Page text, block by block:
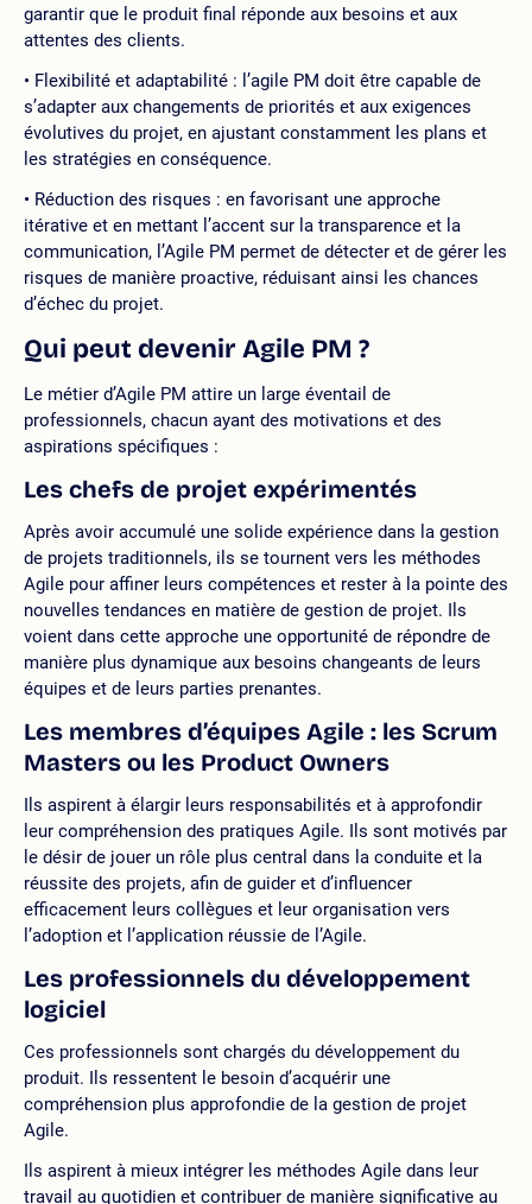
garantir que le produit final réponde aux besoins et aux
attentes des clients.
Flexibilité et adaptabilité : l’agile PM doit être capable de
s’adapter aux changements de priorités et aux exigences
évolutives du projet, en ajustant constamment les plans et
les stratégies en conséquence.
Réduction des risques : en favorisant une approche
itérative et en mettant l’accent sur la transparence et la
communication, l’Agile PM permet de détecter et de gérer les
risques de manière proactive, réduisant ainsi les chances
d’échec du projet.
Qui peut devenir Agile PM ?
Le métier d’Agile PM attire un large éventail de
professionnels, chacun ayant des motivations et des
aspirations spécifiques :
Les chefs de projet expérimentés
Après avoir accumulé une solide expérience dans la gestion
de projets traditionnels, ils se tournent vers les méthodes
Agile pour affiner leurs compétences et rester à la pointe des
nouvelles tendances en matière de gestion de projet. Ils
voient dans cette approche une opportunité de répondre de
manière plus dynamique aux besoins changeants de leurs
équipes et de leurs parties prenantes.
Les membres d’équipes Agile : les Scrum
Masters ou les Product Owners
Ils aspirent à élargir leurs responsabilités et à approfondir
leur compréhension des pratiques Agile. Ils sont motivés par
le désir de jouer un rôle plus central dans la conduite et la
réussite des projets, afin de guider et d’influencer
efficacement leurs collègues et leur organisation vers
l’adoption et l’application réussie de l’Agile.
Les professionnels du développement
logiciel
Ces professionnels sont chargés du développement du
produit. Ils ressentent le besoin d’acquérir une
compréhension plus approfondie de la gestion de projet
Agile.
Ils aspirent à mieux intégrer les méthodes Agile dans leur
travail au quotidien et contribuer de manière significative au